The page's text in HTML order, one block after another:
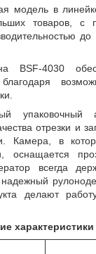
модель в
товаров, с
до
BSF-4030
упаковочный
отрезки и
Камера, в
оснащается
всегда
делают